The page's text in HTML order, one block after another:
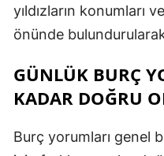
yıldızların konumları
önünde bulundurularak
GÜNLÜK BURÇ
KADAR DOĞRU
Burç yorumları genel